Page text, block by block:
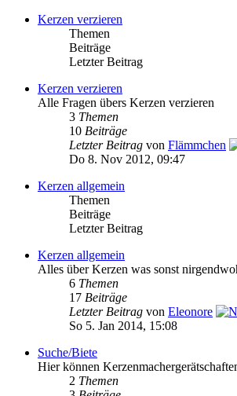
Kerzen verzieren
Themen
Beiträge
Letzter Beitrag
Kerzen verzieren
Alle Fragen übers Kerzen verzieren
3 Themen
10 Beiträge
Letzter Beitrag von Flämmchen
Do 8. Nov 2012, 09:47
Kerzen allgemein
Themen
Beiträge
Letzter Beitrag
Kerzen allgemein
Alles über Kerzen was sonst
6 Themen
17 Beiträge
Letzter Beitrag von Eleonore
So 5. Jan 2014, 15:08
Suche/Biete
Hier können
2 Themen